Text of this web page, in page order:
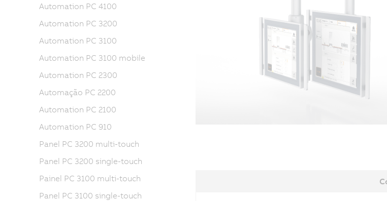
Automation PC 4100
Automation PC 3200
Automation PC 3100
Automation PC 3100 mobile
Automation PC 2300
Automação PC 2200
Automation PC 2100
Automation PC 910
Panel PC 3200 multi-touch
Panel PC 3200 single-touch
Painel PC 3100 multi-touch
Panel PC 3100 single-touch